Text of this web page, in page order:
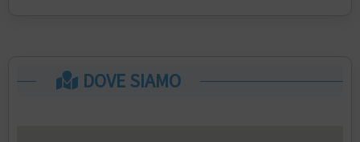
DOVE SIAMO